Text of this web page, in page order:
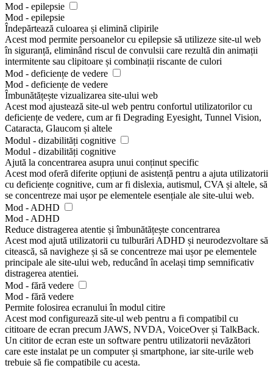
Mod - epilepsie
Mod - epilepsie
Îndepărtează culoarea și elimină clipirile
Acest mod permite persoanelor cu epilepsie să utilizeze site-ul web
în siguranță, eliminând riscul de convulsii care rezultă din animații
intermitente sau clipitoare și combinații riscante de culori
Mod - deficiențe de vedere
Mod - deficiențe de vedere
Îmbunătățește vizualizarea site-ului web
Acest mod ajustează site-ul web pentru confortul utilizatorilor cu
deficiențe de vedere, cum ar fi Degrading Eyesight, Tunnel Vision,
Cataracta, Glaucom și altele
Modul - dizabilități cognitive
Modul - dizabilități cognitive
Ajută la concentrarea asupra unui conținut specific
Acest mod oferă diferite opțiuni de asistență pentru a ajuta utilizatorii
cu deficiențe cognitive, cum ar fi dislexia, autismul, CVA și altele, să
se concentreze mai ușor pe elementele esențiale ale site-ului web.
Mod - ADHD
Mod - ADHD
Reduce distragerea atentie și îmbunătățește concentrarea
Acest mod ajută utilizatorii cu tulburări ADHD și neurodezvoltare să
citească, să navigheze și să se concentreze mai ușor pe elementele
principale ale site-ului web, reducând în același timp semnificativ
distragerea atentiei.
Mod - fără vedere
Mod - fără vedere
Permite folosirea ecranului în modul citire
Acest mod configurează site-ul web pentru a fi compatibil cu
cititoare de ecran precum JAWS, NVDA, VoiceOver și TalkBack.
Un cititor de ecran este un software pentru utilizatorii nevăzători
care este instalat pe un computer și smartphone, iar site-urile web
trebuie să fie compatibile cu acesta.